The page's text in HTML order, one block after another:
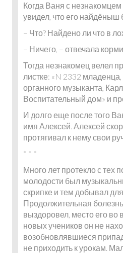
Когда Ваня с
увидел, что его
– Что? Найдено ли что в
– Ничего, – отвечала
Тогда незнакомец велел
листке: «N 2332
органного музыканта,
Воспитательный дом» и
И долго еще после того
имя Алексей. Алексей
протягивал к нему свои
* * *
Много лет протекло с тех
молодости был
скрипке и тем добывал
Продолжительная
выздоровел, место его во
новых учеников он не
возобновлявшиеся
не приходить к урокам.